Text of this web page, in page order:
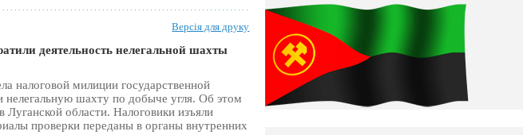
Версія для друку
деятельность нелегальной шахты
налоговой милиции государственной
шахту по добыче угля. Об этом
области. Налоговики изъяли
проверки переданы в органы внутренних